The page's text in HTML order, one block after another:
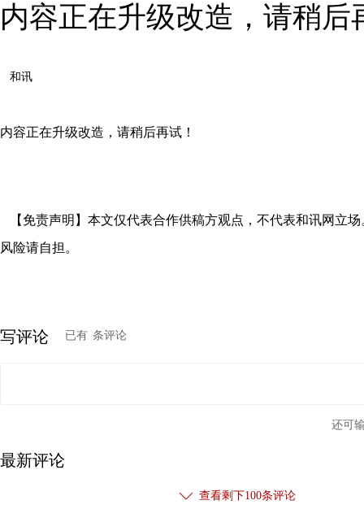
内容正在升级改造，请稍后
和讯
内容正在升级改造，请稍后再试！
【免责声明】本文仅代表合作供稿方观点，不代表和讯网立
风险请自担。
写评论 已有 条评论
还可
最新评论
查看剩下100条评论